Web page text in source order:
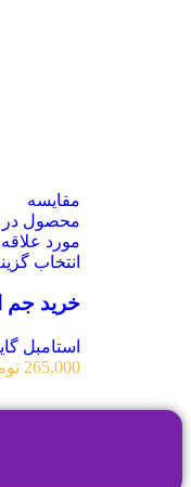
مقایسه
محصول در
مورد علاقه
انتخاب
خرید جم
استامبل
265,000